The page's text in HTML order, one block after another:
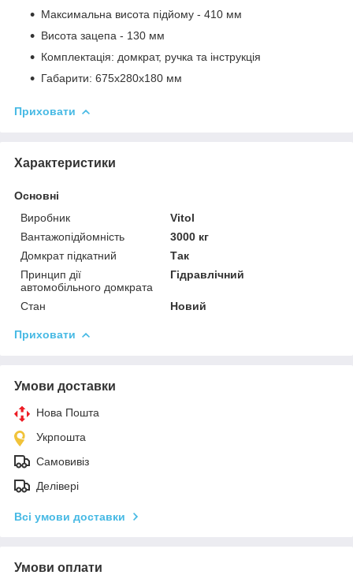
Максимальна висота підйому - 410 мм
Висота зацепа - 130 мм
Комплектація: домкрат, ручка та інструкція
Габарити: 675х280х180 мм
Приховати
Характеристики
Основні
Виробник
Vitol
Вантажопідйомність
3000 кг
Домкрат підкатний
Так
Принцип дії
автомобільного домкрата
Гідравлічний
Стан Новий
Приховати
Умови доставки
Нова Пошта
Укрпошта
Самовивіз
Делівері
Всі умови доставки
Умови оплати